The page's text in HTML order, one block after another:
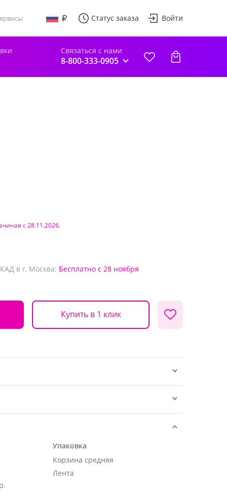
Статус заказа Войти
Связаться с нами
8-800-333-0905
с 28.11.2026.
в г. Москва: Бесплатно с 28 ноября
Купить в 1 клик
Упаковка
Корзина средняя
Лента